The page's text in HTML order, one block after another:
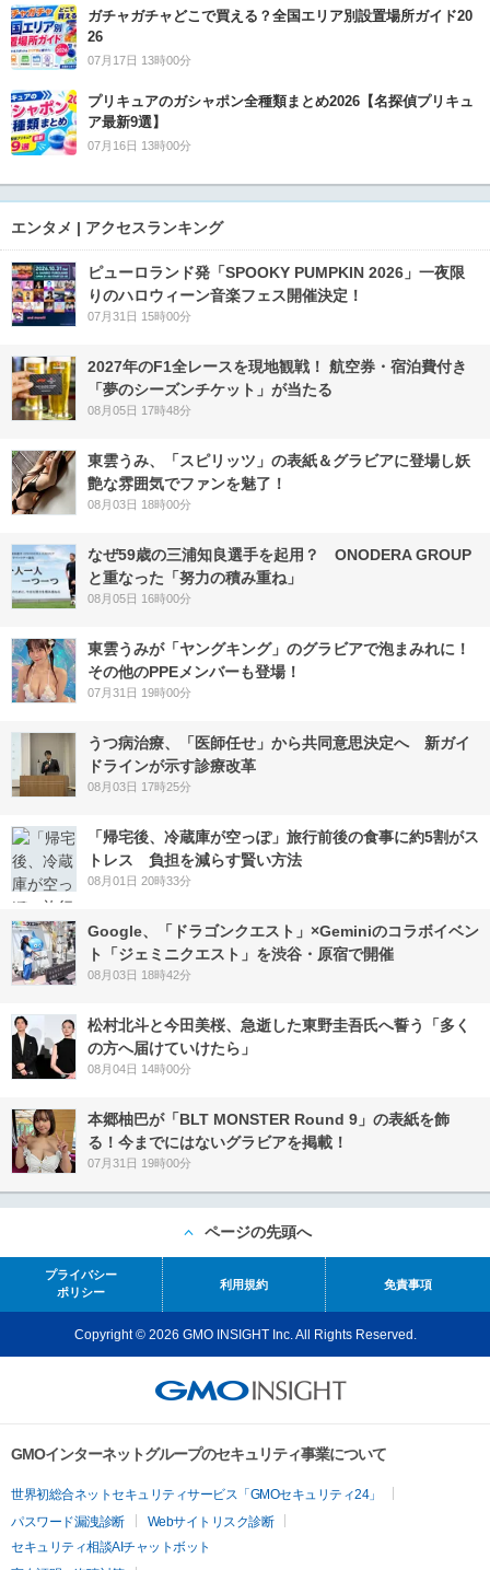
ガチャガチャどこで買える？全国エリア別設置場所ガイド20
26
07月17日 13時00分
プリキュアのガシャポン全種類まとめ2026【名探偵プリキュ
ア最新9選】
07月16日 13時00分
エンタメ | アクセスランキング
ピューロランド発「SPOOKY PUMPKIN 2026」一夜限
りのハロウィーン音楽フェス開催決定！
07月31日 15時00分
2027年のF1全レースを現地観戦！ 航空券・宿泊費付き
「夢のシーズンチケット」が当たる
08月05日 17時48分
東雲うみ、「スピリッツ」の表紙＆グラビアに登場し妖
艶な雰囲気でファンを魅了！
08月03日 18時00分
なぜ59歳の三浦知良選手を起用？ ONODERA GROUP
と重なった「努力の積み重ね」
08月05日 16時00分
東雲うみが「ヤングキング」のグラビアで泡まみれに！
その他のPPEメンバーも登場！
07月31日 19時00分
うつ病治療、「医師任せ」から共同意思決定へ 新ガイ
ドラインが示す診療改革
08月03日 17時25分
「帰宅後、冷蔵庫が空っぽ」旅行前後の食事に約5割がス
トレス 負担を減らす賢い方法
08月01日 20時33分
Google、「ドラゴンクエスト」×Geminiのコラボイベン
ト「ジェミニクエスト」を渋谷・原宿で開催
08月03日 18時42分
松村北斗と今田美桜、急逝した東野圭吾氏へ誓う「多く
の方へ届けていけたら」
08月04日 14時00分
本郷柚巴が「BLT MONSTER Round 9」の表紙を飾
る！今までにはないグラビアを掲載！
07月31日 19時00分
ページの先頭へ
プライバシー
ポリシー
利用規約 免責事項
Copyright © 2026 GMO INSIGHT Inc. All Rights Reserved.
GMOインターネットグループのセキュリティ事業について
世界初総合ネットセキュリティサービス「GMOセキュリティ24」
パスワード漏洩診断
Webサイトリスク診断
セキュリティ相談AIチャットボット